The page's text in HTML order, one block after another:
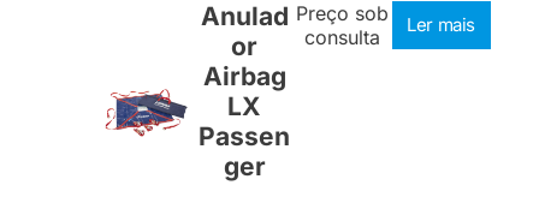
Anulad
or
Airbag
LX
Passen
ger
Preço sob
consulta
Ler mais